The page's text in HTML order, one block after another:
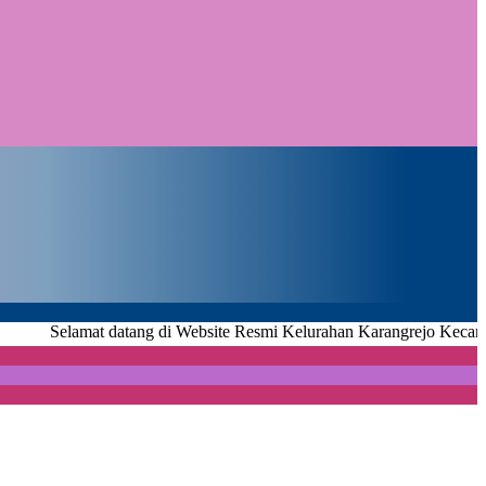
datang di Website Resmi Kelurahan Karangrejo Kecamatan